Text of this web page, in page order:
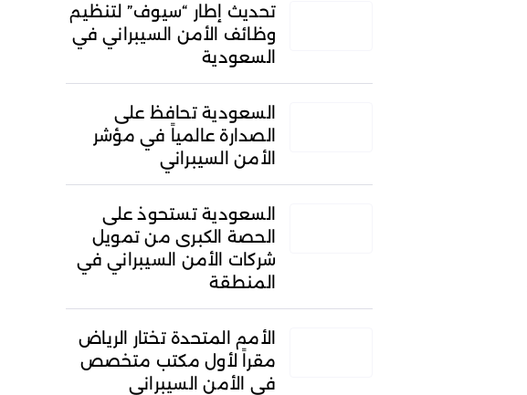
تحديث إطار “سيوف” لتنظيم
وظائف الأمن السيبراني في
السعودية
السعودية تحافظ على
الصدارة عالمياً في مؤشر
الأمن السيبراني
السعودية تستحوذ على
الحصة الكبرى من تمويل
شركات الأمن السيبراني في
المنطقة
الأمم المتحدة تختار الرياض
مقراً لأول مكتب متخصص
في الأمن السيبراني